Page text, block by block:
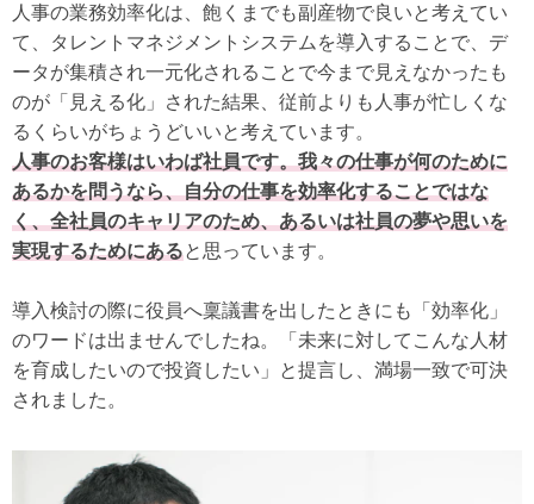
人事の業務効率化は、飽くまでも副産物で良いと考えてい
て、タレントマネジメントシステムを導入することで、デ
ータが集積され一元化されることで今まで見えなかったも
のが「見える化」された結果、従前よりも人事が忙しくな
るくらいがちょうどいいと考えています。
人事のお客様はいわば社員です。我々の仕事が何のために
あるかを問うなら、自分の仕事を効率化することではな
く、全社員のキャリアのため、あるいは社員の夢や思いを
実現するためにあると思っています。
導入検討の際に役員へ稟議書を出したときにも「効率化」
のワードは出ませんでしたね。「未来に対してこんな人材
を育成したいので投資したい」と提言し、満場一致で可決
されました。